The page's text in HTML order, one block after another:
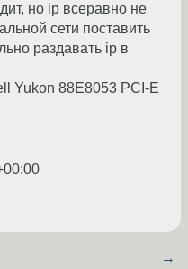
но ip всеравно не
сети поставить
раздавать ip в
Yukon 88E8053 PCI-E
→